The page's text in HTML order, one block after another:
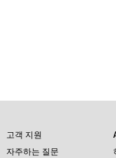
고객 지원
자주하는 질문